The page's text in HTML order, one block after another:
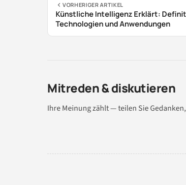
VORHERIGER ARTIKEL
Künstliche Intelligenz Erklärt:
Technologien und Anwendungen
Mitreden & diskutieren
Ihre Meinung zählt — teilen Sie